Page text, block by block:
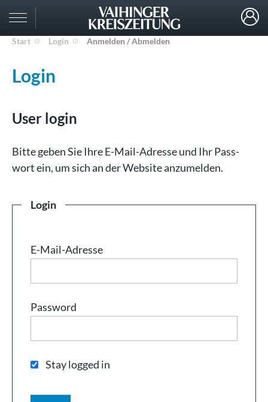
Start Login Anmelden / Abmelden
Login
User login
Bit­te ge­ben Sie Ih­re E-Mail-Adresse und Ihr Pass­
wort ein, um sich an der Web­site an­zu­mel­den.
Login
E-Mail-Adresse
Password
Stay logged in